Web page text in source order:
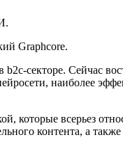
Graphcore.
секторе. Сейчас
наиболее
которые всерьез
контента, а